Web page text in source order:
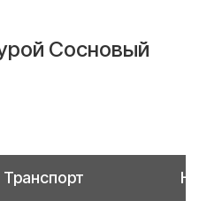
Сосновый
Транспорт